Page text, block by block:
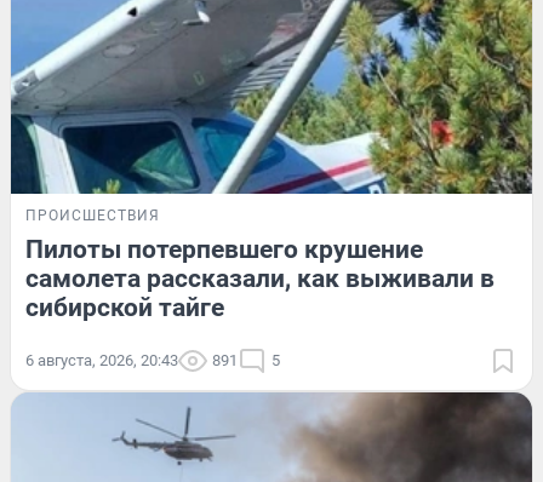
ПРОИСШЕСТВИЯ
Пилоты потерпевшего крушение
самолета рассказали, как выживали в
сибирской тайге
6 августа, 2026, 20:43 891 5